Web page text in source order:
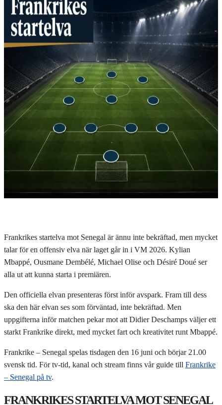
Frankrikes startelva mot Senegal är ännu inte bekräftad, men mycket
talar för en offensiv elva när laget går in i VM 2026. Kylian
Mbappé, Ousmane Dembélé, Michael Olise och Désiré Doué ser
alla ut att kunna starta i premiären.
Den officiella elvan presenteras först inför avspark. Fram till dess
ska den här elvan ses som förväntad, inte bekräftad. Men
uppgifterna inför matchen pekar mot att Didier Deschamps väljer ett
starkt Frankrike direkt, med mycket fart och kreativitet runt Mbappé.
Frankrike – Senegal spelas tisdagen den 16 juni och börjar 21.00
svensk tid. För tv-tid, kanal och stream finns vår guide till Frankrike
– Senegal på tv.
FRANKRIKES STARTELVA MOT SENEGAL